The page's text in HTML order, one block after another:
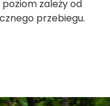
zależy od
przebiegu.